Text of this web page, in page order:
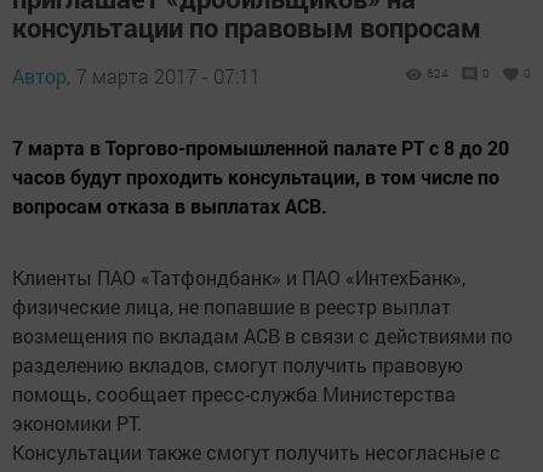
консультации по правовым вопросам
Автор, 7 марта 2017 - 07:11 624 0 0
7 марта в Торгово-промышленной палате РТ с 8 до 20
часов будут проходить консультации, в том числе по
вопросам отказа в выплатах АСВ.
Клиенты ПАО «Татфондбанк» и ПАО «ИнтехБанк»,
физические лица, не попавшие в реестр выплат
возмещения по вкладам АСВ в связи с действиями по
разделению вкладов, смогут получить правовую
помощь, сообщает пресс-служба Министерства
экономики РТ.
Консультации также смогут получить несогласные с